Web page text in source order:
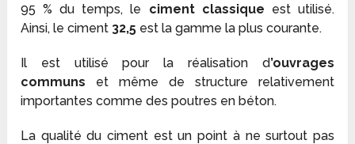
95 % du temps, le ciment classique est utilisé.
Ainsi, le ciment 32,5 est la gamme la plus courante.
Il est utilisé pour la réalisation d’ouvrages
communs et même de structure relativement
importantes comme des poutres en béton.
La qualité du ciment est un point à ne surtout pas